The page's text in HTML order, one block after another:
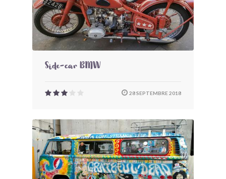
Side-car BMW
28 SEPTEMBRE 2018